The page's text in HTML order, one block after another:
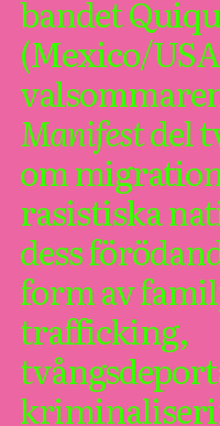
bandet
(Mexico/
Manifestdel
om
rasistiska
dess
form av
trafficking,